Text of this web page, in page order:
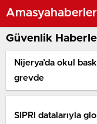
Güvenlik
Nijerya’da okul
grevde
SIPRI datalarıyla